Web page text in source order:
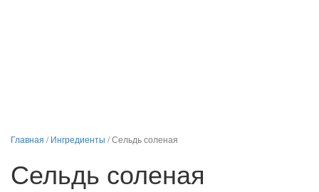
Главная /Ингредиенты /Сельдь соленая
Сельдь соленая